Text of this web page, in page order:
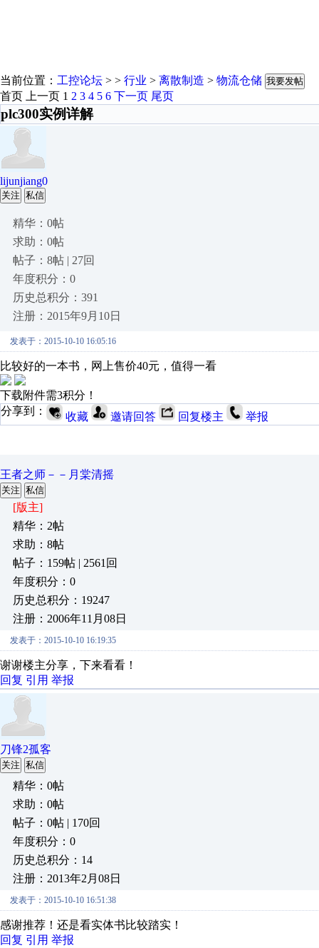
当前位置： 工控论坛 > > 行业 > 离散制造 > 物流仓储 我要发帖
首页 上一页 1 2 3 4 5 6 下一页 尾页
plc300实例详解
lijunjiang0
关注 私信
精华：0帖
求助：0帖
帖子：8帖 | 27回
年度积分：0
历史总积分：391
注册：2015年9月10日
发表于：2015-10-10 16:05:16
比较好的一本书，网上售价40元，值得一看
下载附件需3积分！
分享到：
收藏 邀请回答 回复楼主 举报
王者之师－－月棠清摇
关注 私信
[版主]
精华：2帖
求助：8帖
帖子：159帖 | 2561回
年度积分：0
历史总积分：19247
注册：2006年11月08日
发表于：2015-10-10 16:19:35
谢谢楼主分享，下来看看！
回复 引用 举报
刀锋2孤客
关注 私信
精华：0帖
求助：0帖
帖子：0帖 | 170回
年度积分：0
历史总积分：14
注册：2013年2月08日
发表于：2015-10-10 16:51:38
感谢推荐！还是看实体书比较踏实！
回复 引用 举报